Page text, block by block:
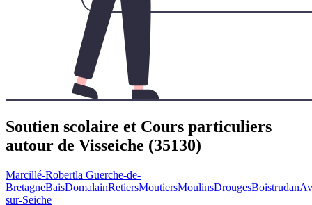
Soutien scolaire et Cours particuliers
autour de Visseiche (35130)
Marcillé-Robertla Guerche-de-
BretagneBaisDomalainRetiersMoutiersMoulinsDrougesBoistrudan
sur-Seiche